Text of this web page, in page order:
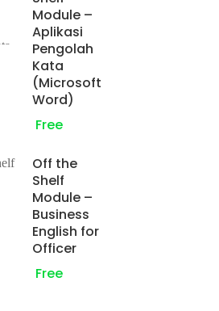
Module –
Aplikasi
Pengolah
Kata
(Microsoft
Word)
Free
Off the
Shelf
Module –
Business
English for
Officer
Free